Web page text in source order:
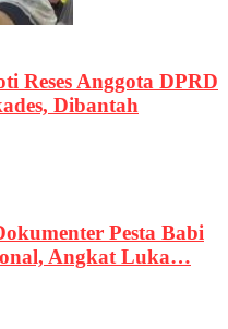
Reses Anggota DPRD
Dibantah
Pesta Babi
Angkat Luka…